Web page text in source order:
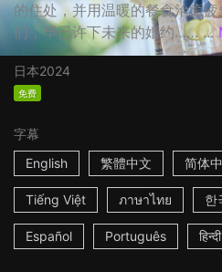
的住处，并用温暖的餐食治癒
们，早已许下未来的婚约…… ...
日本2024
免费
字幕
English
繁體中文 简体
Tiếng Việt ภาษาไทย 한
Español Português हिन्दी